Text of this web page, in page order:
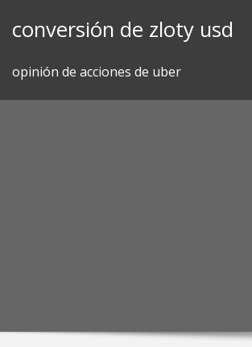
conversión de zloty usd
opinión de acciones de uber